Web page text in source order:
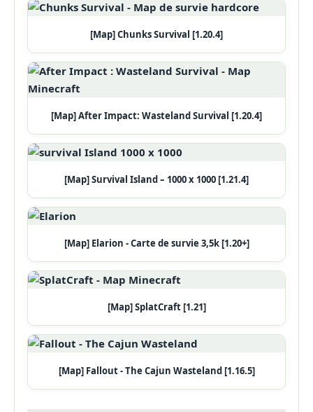
[Map] Chunks Survival [1.20.4]
[Map] After Impact: Wasteland Survival [1.20.4]
[Map] Survival Island – 1000 x 1000 [1.21.4]
[Map] Elarion - Carte de survie 3,5k [1.20+]
[Map] SplatCraft [1.21]
[Map] Fallout - The Cajun Wasteland [1.16.5]